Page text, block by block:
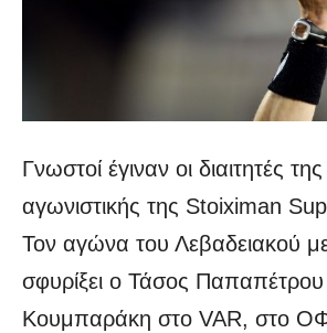
Γνωστοί έγιναν οι διαιτητές
αγωνιστικής της Stoiximan
Τον αγώνα του Λεβαδειακού
σφυρίξει ο Τάσος
Κουμπαράκη στο VAR, στο